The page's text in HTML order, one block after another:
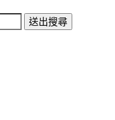
送出搜尋